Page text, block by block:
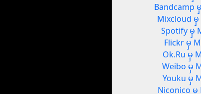
Bandcamp
Mixcloud မှ
Spotify မှ
Flickr မှ
Ok.Ru မှ
Weibo မှ
Youku မှ
Niconico မှ